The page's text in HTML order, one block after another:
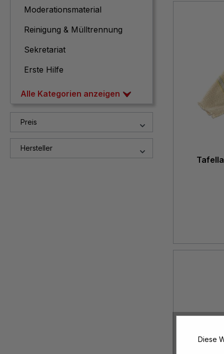
Moderationsmaterial
Reinigung & Mülltrennung
Sekretariat
Erste Hilfe
Alle Kategorien anzeigen
Preis
Hersteller
Diese